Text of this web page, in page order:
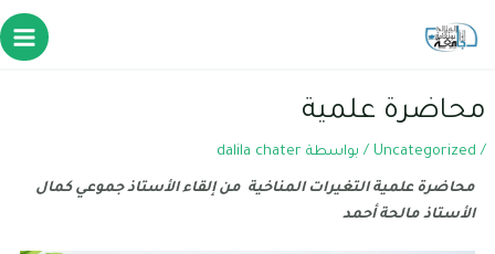
محاضرة علمية
/
Uncategorized/ بواسطة dalila chater
محاضرة علمية التغيرات المناخية من إلقاء الأستاذ جموعي كمال
الأستاذ مالحة أحمد